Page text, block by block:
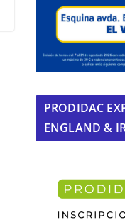
PRODIDAC
ENGLAND &